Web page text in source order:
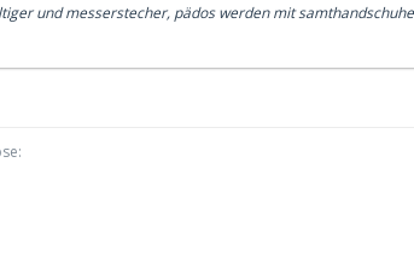
und messerstecher, pädos werden mit